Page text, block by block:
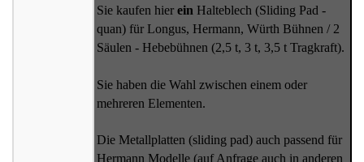
Sie kaufen hier ein Halteblech (Sliding Pad -
quan) für Longus, Hermann, Würth Bühnen / 2
Säulen - Hebebühnen (2,5 t, 3 t, 3,5 t Tragkraft).
Sie haben die Wahl zwischen einem oder
mehreren Elementen.
Die Metallplatten (sliding pad) auch passend für
Hermann Modelle (auf Anfrage auch in anderen